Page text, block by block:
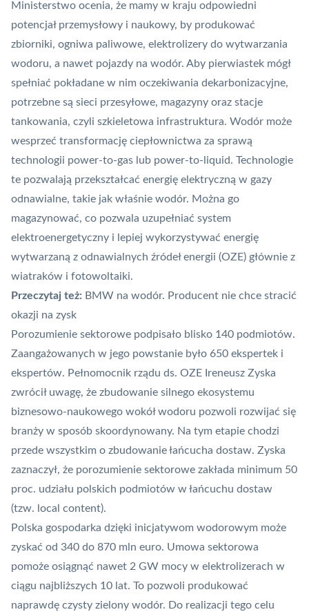
Ministerstwo ocenia, że mamy w kraju odpowiedni
potencjał przemysłowy i naukowy, by produkować
zbiorniki, ogniwa paliwowe, elektrolizery do wytwarzania
wodoru, a nawet pojazdy na wodór. Aby pierwiastek mógł
spełniać pokładane w nim oczekiwania dekarbonizacyjne,
potrzebne są sieci przesyłowe, magazyny oraz stacje
tankowania, czyli szkieletowa infrastruktura. Wodór może
wesprzeć transformację ciepłownictwa za sprawą
technologii power-to-gas lub power-to-liquid. Technologie
te pozwalają przekształcać energię elektryczną w gazy
odnawialne, takie jak właśnie wodór. Można go
magazynować, co pozwala uzupełniać system
elektroenergetyczny i lepiej wykorzystywać energię
wytwarzaną z odnawialnych źródeł energii (OZE) głównie z
wiatraków i fotowoltaiki.
Przeczytaj też: BMW na wodór. Producent nie chce stracić
okazji na zysk
Porozumienie sektorowe podpisało blisko 140 podmiotów.
Zaangażowanych w jego powstanie było 650 ekspertek i
ekspertów. Pełnomocnik rządu ds. OZE Ireneusz Zyska
zwrócił uwagę, że zbudowanie silnego ekosystemu
biznesowo-naukowego wokół wodoru pozwoli rozwijać się
branży w sposób skoordynowany. Na tym etapie chodzi
przede wszystkim o zbudowanie łańcucha dostaw. Zyska
zaznaczył, że porozumienie sektorowe zakłada minimum 50
proc. udziału polskich podmiotów w łańcuchu dostaw
(tzw. local content).
Polska gospodarka dzięki inicjatywom wodorowym może
zyskać od 340 do 870 mln euro. Umowa sektorowa
pomoże osiągnąć nawet 2 GW mocy w elektrolizerach w
ciągu najbliższych 10 lat. To pozwoli produkować
naprawdę czysty zielony wodór. Do realizacji tego celu